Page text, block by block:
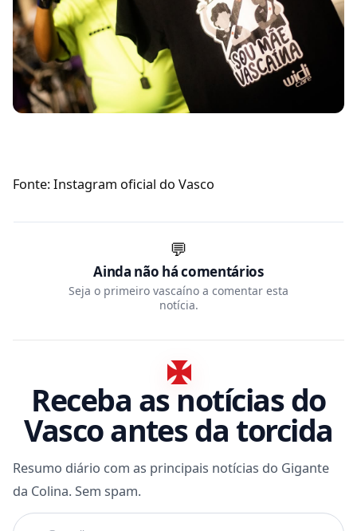
Fonte: Instagram oficial do Vasco
💬
Ainda não há comentários
Seja o primeiro vascaíno a comentar esta
notícia.
Receba as notícias do
Vasco antes da torcida
Resumo diário com as principais notícias do Gigante
da Colina. Sem spam.
Seu e-mail